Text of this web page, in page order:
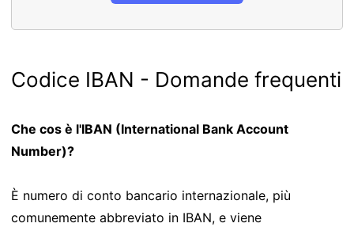
Codice IBAN - Domande frequenti
Che cos è l'IBAN (International Bank Account
Number)?
È numero di conto bancario internazionale, più
comunemente abbreviato in IBAN, e viene